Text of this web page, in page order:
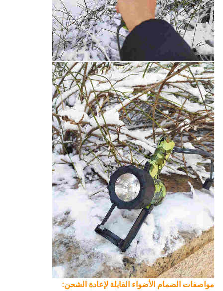
مواصفات الصمام الأضواء القابلة لإعادة الشحن: